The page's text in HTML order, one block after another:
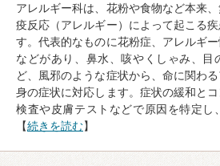
アレルギー科は、花粉や食物など本来
疫反応（アレルギー）によって起こる
す。代表的なものに花粉症、アレルギ
などがあり、鼻水、咳やくしゃみ、目
ど、風邪のような症状から、命に関わ
身の症状に対応します。症状の緩和と
検査や皮膚テストなどで原因を特定し
【続きを読む】